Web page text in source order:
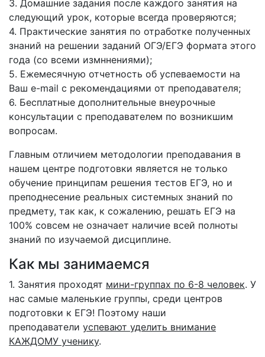
3. Домашние задания после каждого занятия на
следующий урок, которые всегда проверяются;
4. Практические занятия по отработке полученных
знаний на решении заданий ОГЭ/ЕГЭ формата этого
года (со всеми измннениями);
5. Ежемесячную отчетность об успеваемости на
Ваш e-mail с рекомендациями от преподавателя;
6. Бесплатные дополнительные внеурочные
консультации с преподавателем по возникшим
вопросам.
Главным отличием методологии преподавания в
нашем центре подготовки является не только
обучение принципам решения тестов ЕГЭ, но и
преподнесение реальных системных знаний по
предмету, так как, к сожалению, решать ЕГЭ на
100% совсем не означает наличие всей полноты
знаний по изучаемой дисциплине.
Как мы занимаемся
1. Занятия проходят мини-группах по 6-8 человек. У
нас самые маленькие группы, среди центров
подготовки к ЕГЭ! Поэтому наши
преподаватели успевают уделить внимание
КАЖДОМУ ученику.